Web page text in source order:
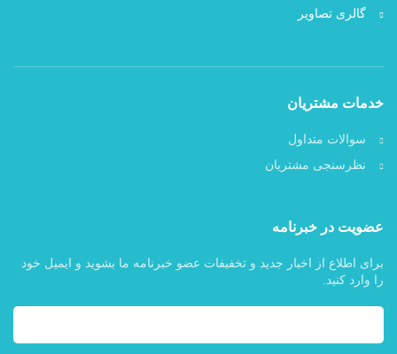
گالری تصاویر
خدمات مشتریان
سوالات متداول
نظرسنجی مشتریان
عضویت در خبرنامه
برای اطلاع از اخبار جدید و تخفیفات عضو خبرنامه ما بشوید و ایمیل خود
را وارد کنید.